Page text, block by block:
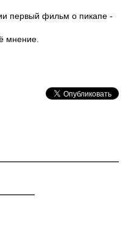
первый фильм о пикапе -
мнение.